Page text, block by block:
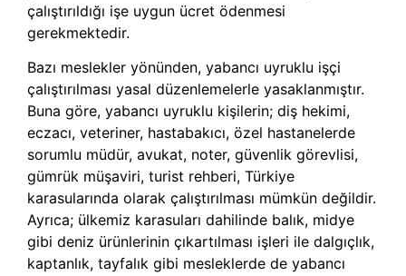
çalıştırıldığı işe uygun ücret ödenmesi
gerekmektedir.
Bazı meslekler yönünden, yabancı uyruklu işçi
çalıştırılması yasal düzenlemelerle yasaklanmıştır.
Buna göre, yabancı uyruklu kişilerin; diş hekimi,
eczacı, veteriner, hastabakıcı, özel hastanelerde
sorumlu müdür, avukat, noter, güvenlik görevlisi,
gümrük müşaviri, turist rehberi, Türkiye
karasularında olarak çalıştırılması mümkün değildir.
Ayrıca; ülkemiz karasuları dahilinde balık, midye
gibi deniz ürünlerinin çıkartılması işleri ile dalgıçlık,
kaptanlık, tayfalık gibi mesleklerde de yabancı